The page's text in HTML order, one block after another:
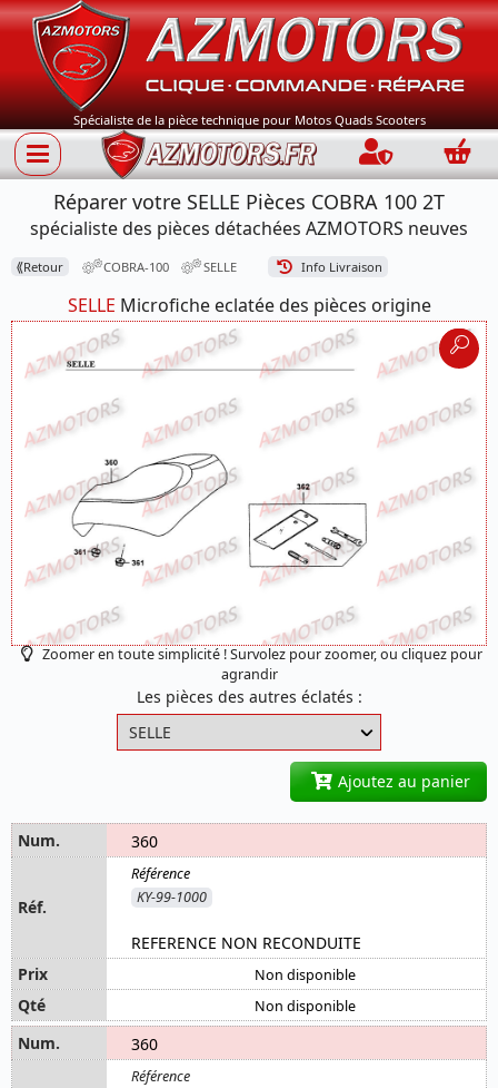
Spécialiste de la pièce technique pour Motos Quads Scooters
Connection
Réparer votre SELLE Pièces COBRA 100 2T
spécialiste des pièces détachées AZMOTORS neuves
⟪Retour COBRA-100 SELLE Info Livraison
SELLE Microfiche eclatée des pièces origine
Zoomer en toute simplicité ! Survolez pour zoomer, ou cliquez pour
agrandir
Les pièces des autres éclatés :
Ajoutez au panier
360
KY-99-1000
REFERENCE NON RECONDUITE
Non disponible
Non disponible
360